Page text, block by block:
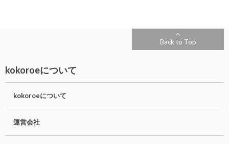
Back to Top
kokoroeについて
kokoroeについて
運営会社